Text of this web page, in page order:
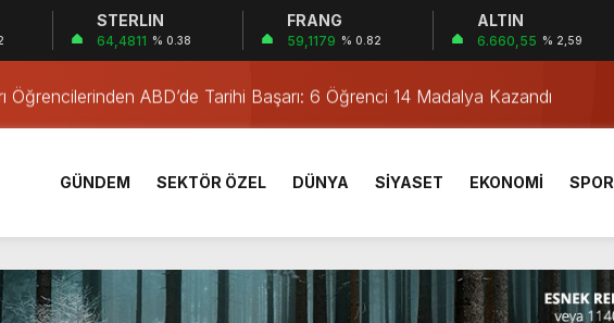
STERLIN
64,4811 % 0.38
FRANG
59,1179 % 0.82
ALTIN
6.660,55 % 2,59
Neoscience Olimpiyatları’nda Çifte Gümüş Madalya
Öğrencilerinden ABD’de Tarihi Başarı: 6 Öğrenci 14 Madalya Kazandı
ve iskele yeniden hayat buluyor
İçin Çaba
Toplantısı
4 il başkanını daha görevden alacak
karşılama: Sizler tarihin doğru tarafındasınız
GÜNDEM SEKTÖR ÖZEL DÜNYA SİYASET EKONOMİ SPOR